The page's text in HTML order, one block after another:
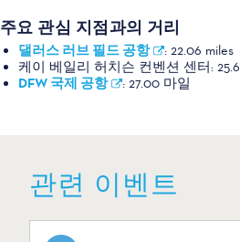
주요 관심 지점과의 거리
댈러스 러브 필드 공항 : 22.06 miles
케이 베일리 허치슨 컨벤션 센터:
DFW 국제 공항 : 27.00 마일
관련 이벤트